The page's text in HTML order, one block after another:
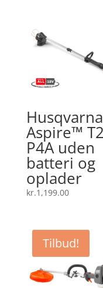
Husqvarna
Aspire™
P4A uden
batteri og
oplader
kr.1,199.00
Tilbud!